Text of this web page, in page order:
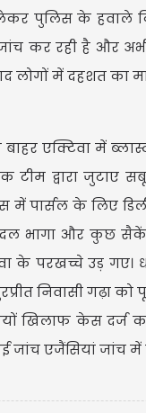
पुलिस के हवाले
कर रही है और
लोगों में दहशत का
एक्टिवा में
टीम द्वारा जुटाए
पार्सल के लिए
भागा और कुछ सैकेंड
के परखच्चे उड़
निवासी गढ़ा को
खिलाफ केस
जांच एजैंसियां जांच